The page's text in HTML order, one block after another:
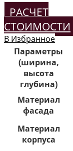
РАСЧЕТ
СТОИМОСТИ
В Избранное
Параметры
(ширина,
высота
глубина)
Материал
фасада
Материал
корпуса